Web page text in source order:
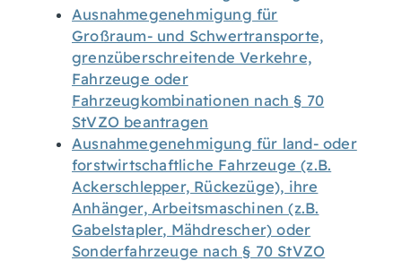
Ausnahmegenehmigung für
Großraum- und Schwertransporte,
grenzüberschreitende Verkehre,
Fahrzeuge oder
Fahrzeugkombinationen nach § 70
StVZO beantragen
Ausnahmegenehmigung für land- oder
forstwirtschaftliche Fahrzeuge (z.B.
Ackerschlepper, Rückezüge), ihre
Anhänger, Arbeitsmaschinen (z.B.
Gabelstapler, Mähdrescher) oder
Sonderfahrzeuge nach § 70 StVZO